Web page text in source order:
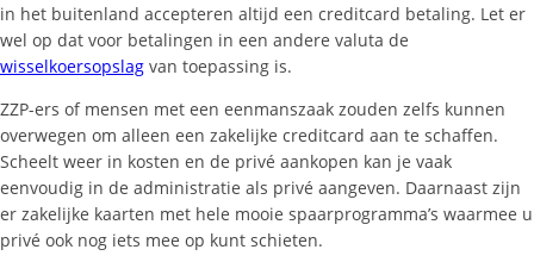
in het buitenland accepteren altijd een creditcard betaling. Let er
wel op dat voor betalingen in een andere valuta de
wisselkoersopslag van toepassing is.
ZZP-ers of mensen met een eenmanszaak zouden zelfs kunnen
overwegen om alleen een zakelijke creditcard aan te schaffen.
Scheelt weer in kosten en de privé aankopen kan je vaak
eenvoudig in de administratie als privé aangeven. Daarnaast zijn
er zakelijke kaarten met hele mooie spaarprogramma’s waarmee u
privé ook nog iets mee op kunt schieten.